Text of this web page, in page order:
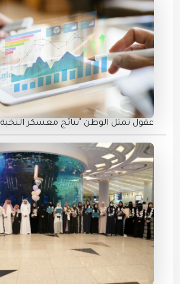
عقول تمثل الوطن "نتائج معسكر النخبة"